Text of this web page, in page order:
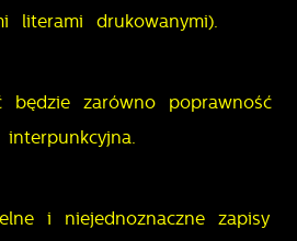
literami drukowanymi).
będzie zarówno poprawność
i niejednoznaczne zapisy